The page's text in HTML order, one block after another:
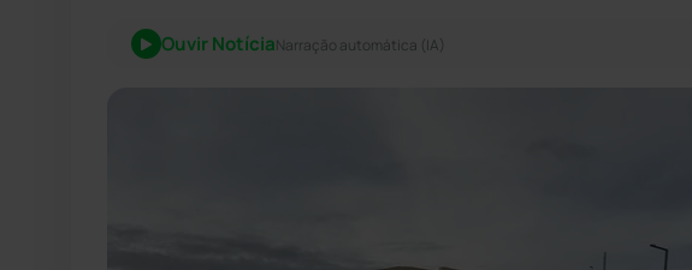
Ouvir NotíciaNarração automática (IA)